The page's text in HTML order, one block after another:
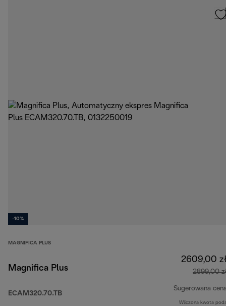
-10%
MAGNIFICA PLUS
Magnifica Plus
ECAM320.70.TB
2609,00
2899,00
Sugerowana
Wliczona kwota